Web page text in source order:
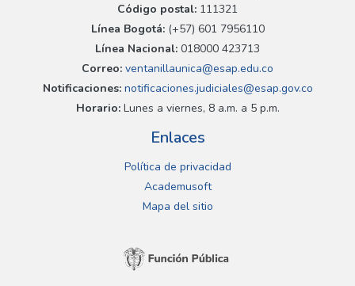
Código postal: 111321
Línea Bogotá:(+57) 601 7956110
Línea Nacional: 018000 423713
Correo: ventanillaunica@esap.edu.co
Notificaciones:notificaciones.judiciales@esap.gov.co
Horario:Lunes a viernes, 8 a.m. a 5 p.m.
Enlaces
Política de privacidad
Academusoft
Mapa del sitio